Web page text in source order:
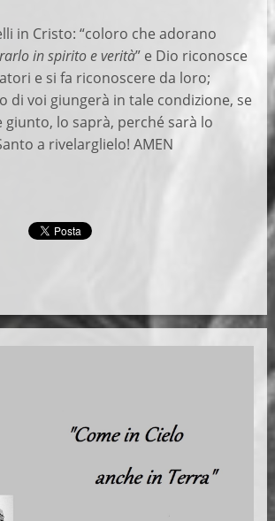
in Cristo: “coloro che adorano
in spirito e verità” e Dio riconosce
e si fa riconoscere da loro;
di voi giungerà in tale condizione, se
giunto, lo saprà, perché sarà lo
a rivelarglielo! AMEN